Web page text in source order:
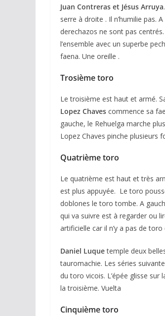
Juan Contreras et Jésus Arruya
serre à droite . Il n’humilie pas.
derechazos ne sont pas
l’ensemble avec un superbe
faena. Une oreille .
Trosième toro
Le troisième est haut et armé.
Lopez Chaves commence sa
gauche, le Rehuelga marche
Lopez Chaves pinche plusieurs
Quatrième toro
Le quatrième est haut et très
est plus appuyée. Le toro
doblones le toro tombe. A
qui va suivre est à regarder ou
artificielle car il n’y a pas de
Daniel Luquetemple deux
tauromachie. Les séries
du toro vicois. L’épée glisse
la troisième. Vuelta
Cinquième toro